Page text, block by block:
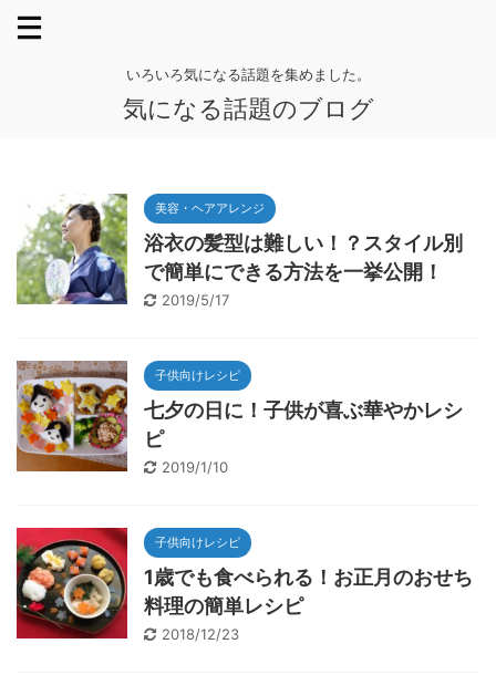
いろいろ気になる話題を集めました。
気になる話題のブログ
美容・ヘアアレンジ
浴衣の髪型は難しい！？スタイル別
で簡単にできる方法を一挙公開！
2019/5/17
子供向けレシピ
七夕の日に！子供が喜ぶ華やかレシ
ピ
2019/1/10
子供向けレシピ
1歳でも食べられる！お正月のおせち
料理の簡単レシピ
2018/12/23